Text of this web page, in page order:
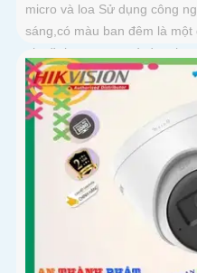
micro và loa Sử dụng công
sáng,có màu ban đêm là
gia đình, cơ quan và doanh